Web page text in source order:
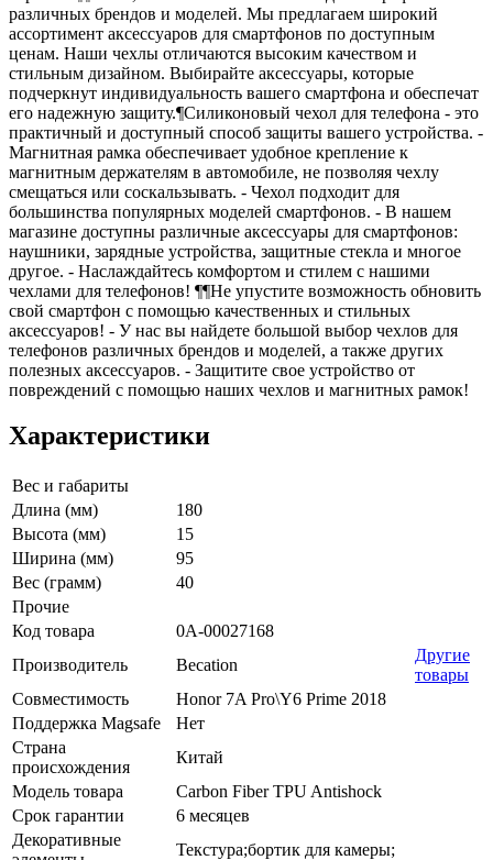
различных брендов и моделей. Мы предлагаем широкий
ассортимент аксессуаров для смартфонов по доступным
ценам. Наши чехлы отличаются высоким качеством и
стильным дизайном. Выбирайте аксессуары, которые
подчеркнут индивидуальность вашего смартфона и обеспечат
его надежную защиту.¶Силиконовый чехол для телефона - это
практичный и доступный способ защиты вашего устройства. -
Магнитная рамка обеспечивает удобное крепление к
магнитным держателям в автомобиле, не позволяя чехлу
смещаться или соскальзывать. - Чехол подходит для
большинства популярных моделей смартфонов. - В нашем
магазине доступны различные аксессуары для смартфонов:
наушники, зарядные устройства, защитные стекла и многое
другое. - Наслаждайтесь комфортом и стилем с нашими
чехлами для телефонов! ¶¶Не упустите возможность обновить
свой смартфон с помощью качественных и стильных
аксессуаров! - У нас вы найдете большой выбор чехлов для
телефонов различных брендов и моделей, а также других
полезных аксессуаров. - Защитите свое устройство от
повреждений с помощью наших чехлов и магнитных рамок!
Характеристики
Вес и габариты
Длина (мм)
180
Высота (мм)
15
Ширина (мм)
95
Вес (грамм)
40
Прочие
Код товара
0А-00027168
Производитель
Becation
Другие
товары
Совместимость
Honor 7A Pro\Y6 Prime 2018
Поддержка Magsafe
Нет
Страна
происхождения
Китай
Модель товара
Carbon Fiber TPU Antishock
Срок гарантии
6 месяцев
Декоративные
Текстура;бортик для камеры;